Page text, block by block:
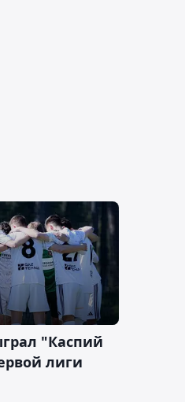
"Каспий
лиги